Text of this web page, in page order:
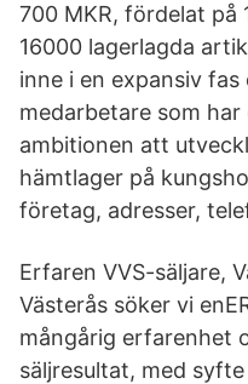
700 MKR, fördelat på
16000 lagerlagda
inne i en expansiv
medarbetare som
ambitionen att
hämtlager på
företag, adresser,
Erfaren VVS-säljare,
Västerås söker vi
mångårig erfarenhet
säljresultat, med